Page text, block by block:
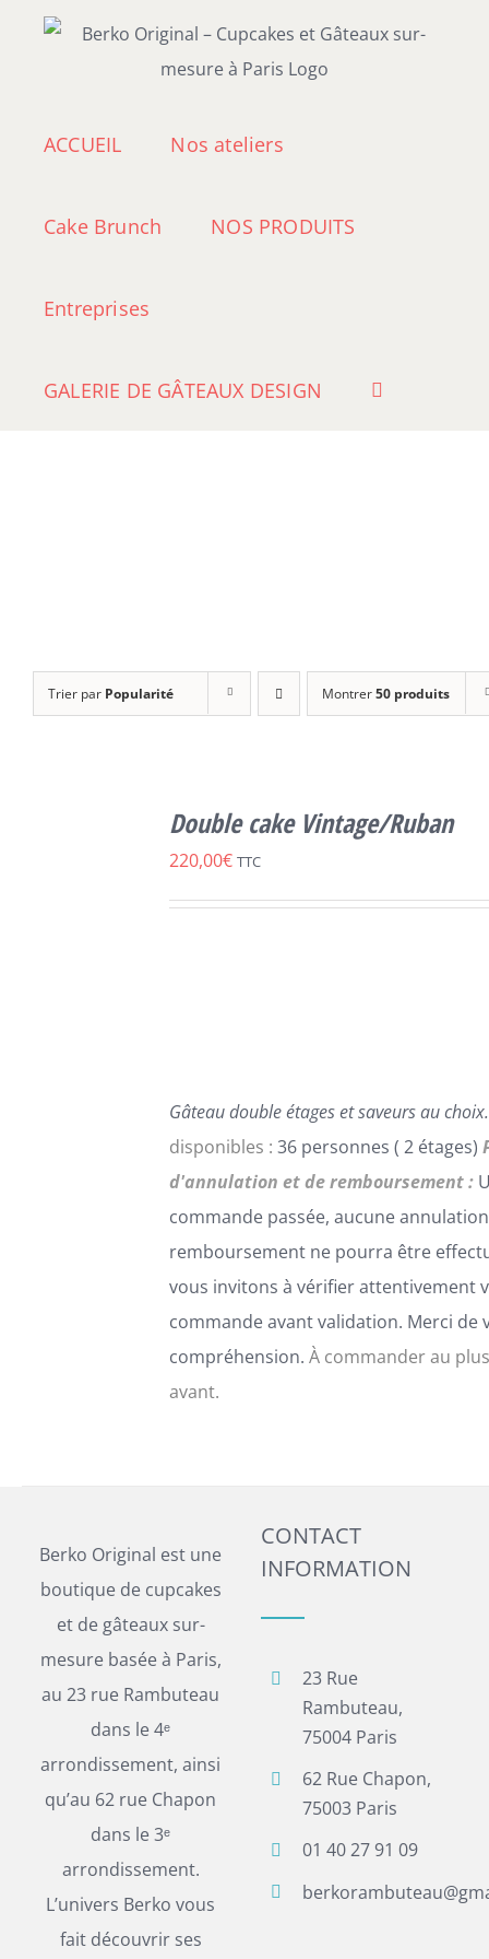
Passer
ACCUEIL Nos ateliers
Cake Brunch NOS PRODUITS
Entreprises
GALERIE DE GÂTEAUX DESIGN
Trier par Popularité Montrer50 produits
Double cake Vintage/Ruban
220,00€ TTC
Gâteau double étages et saveurs au choix.
disponibles : 36 personnes ( 2 étages)
d'annulation et de remboursement :
commande passée, aucune
remboursement ne pourra être
vous invitons à vérifier attentivement
commande avant validation. Merci de
compréhension. À commander au
avant.
Berko Original est une
boutique de cupcakes
et de gâteaux sur-
mesure basée à Paris,
au 23 rue Rambuteau
dans le 4ᵉ
arrondissement, ainsi
qu’au 62 rue Chapon
dans le 3ᵉ
arrondissement.
L’univers Berko vous
fait découvrir ses
CONTACT
INFORMATION
23 Rue
Rambuteau,
75004 Paris
62 Rue Chapon,
75003 Paris
01 40 27 91 09